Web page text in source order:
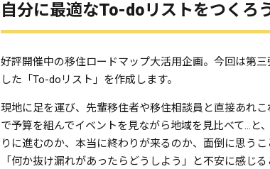
自分に最適なTo-doリストをつくろ
好評開催中の移住ロードマップ大活用企画。今回は第
した「To-doリスト」を作成します。
現地に足を運び、先輩移住者や移住相談員と直接あれ
で予算を組んでイベントを見ながら地域を見比べて…と
りに進むのか、本当に終わりが来るのか、面倒に思う
「何か抜け漏れがあったらどうしよう」と不安に感じ